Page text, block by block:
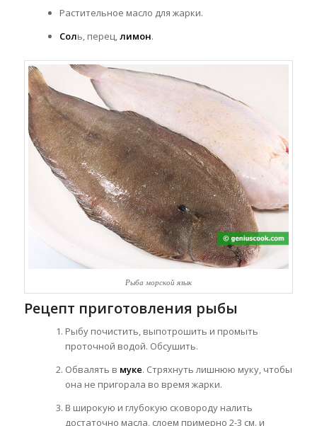
Растительное масло для жарки.
Соль, перец,лимон.
Рыба морской язык
Рецепт приготовления рыбы
Рыбу почистить, выпотрошить и промыть
проточной водой. Обсушить.
Обвалять в муке. Стряхнуть лишнюю муку, чтобы
она не пригорала во время жарки.
В широкую и глубокую сковороду налить
достаточно масла, слоем примерно 2-3 см. и